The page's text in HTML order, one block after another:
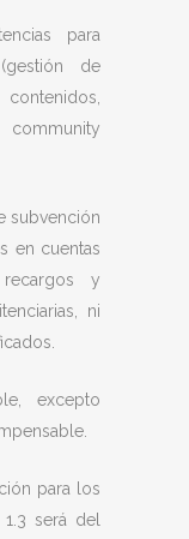
para
de
subvención
en cuentas
y
ni
excepto
para los
será del